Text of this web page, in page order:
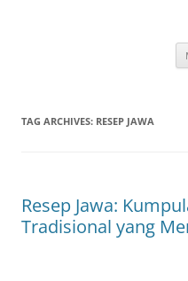
TAG ARCHIVES: RESEP JAWA
Resep Jawa:
Tradisional yang